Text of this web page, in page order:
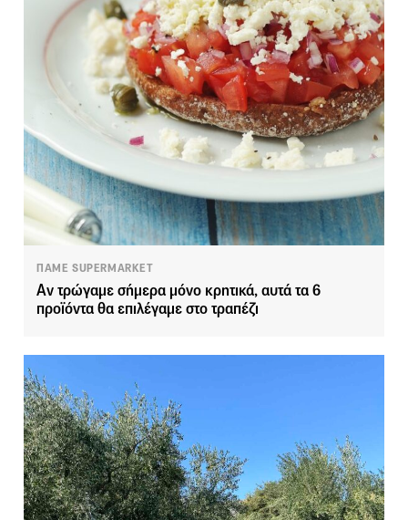
ΠΑΜΕ SUPERMARKET
Αν τρώγαμε σήμερα μόνο κρητικά, αυτά τα 6
προϊόντα θα επιλέγαμε στο τραπέζι